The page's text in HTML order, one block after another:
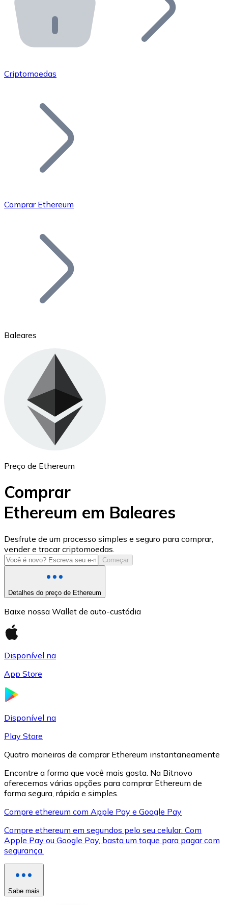
API Bitnovo
Integre nossa API no seu ecossistema.
Junte-se à nossa rede de revendedores e comercialize
Adicione o token do seu projeto ao nosso serviço de
Bitcoin
Ethereum
ETH
USD Coin
USDC
XRP
XRP
Ver tudo
Criptomoedas
Comprar Ethereum
Baleares
Preço de Ethereum
Comprar
Ethereum em Baleares
Desfrute de um processo simples e seguro para comprar,
vender e trocar criptomoedas.
Começar
Detalhes do preço de Ethereum
Baixe nossa Wallet de auto-custódia
Disponível na
App Store
Disponível na
Play Store
Quatro maneiras de comprar Ethereum instantaneamente
Encontre a forma que você mais gosta. Na Bitnovo
oferecemos várias opções para comprar Ethereum de
forma segura, rápida e simples.
Compre ethereum com Apple Pay e Google Pay
Compre ethereum em segundos pelo seu celular. Com
Apple Pay ou Google Pay, basta um toque para pagar com
segurança.
Sabe mais